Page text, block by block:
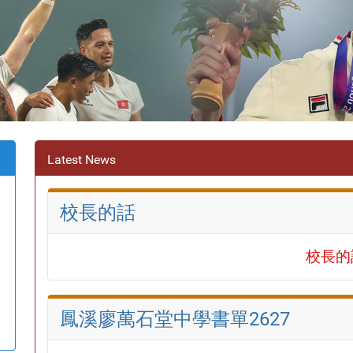
Latest News
校長的話
校長
鳳溪廖萬石堂中學書單2627